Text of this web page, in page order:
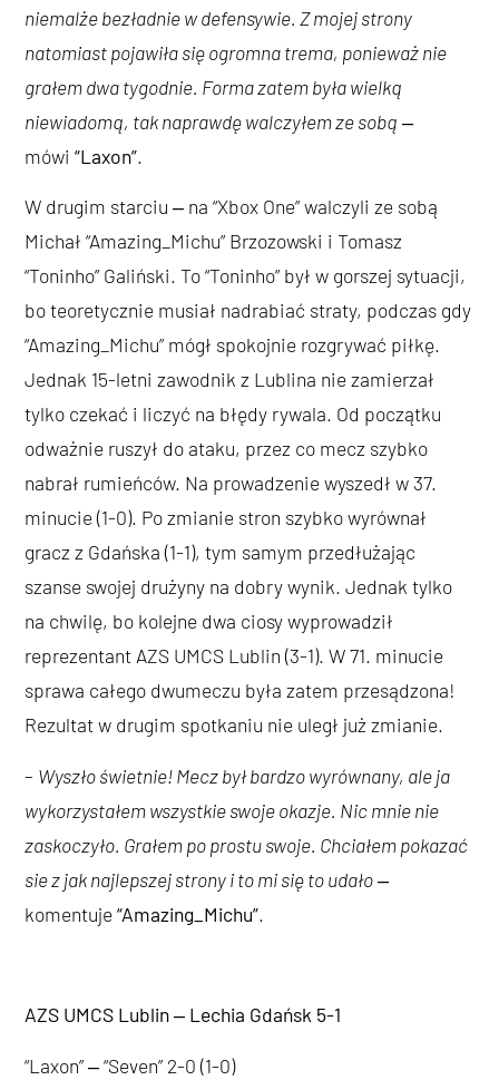
niemalże bezładnie w defensywie. Z mojej strony
natomiast pojawiła się ogromna trema, ponieważ nie
grałem dwa tygodnie. Forma zatem była wielką
niewiadomą, tak naprawdę walczyłem ze sobą ‒
mówi“Laxon”.
W drugim starciu ‒ na “Xbox One” walczyli ze sobą
Michał “Amazing_Michu” Brzozowski i Tomasz
“Toninho” Galiński. To “Toninho” był w gorszej sytuacji,
bo teoretycznie musiał nadrabiać straty, podczas gdy
“Amazing_Michu” mógł spokojnie rozgrywać piłkę.
Jednak 15-letni zawodnik z Lublina nie zamierzał
tylko czekać i liczyć na błędy rywala. Od początku
odważnie ruszył do ataku, przez co mecz szybko
nabrał rumieńców. Na prowadzenie wyszedł w 37.
minucie (1-0). Po zmianie stron szybko wyrównał
gracz z Gdańska (1-1), tym samym przedłużając
szanse swojej drużyny na dobry wynik. Jednak tylko
na chwilę, bo kolejne dwa ciosy wyprowadził
reprezentant AZS UMCS Lublin (3-1). W 71. minucie
sprawa całego dwumeczu była zatem przesądzona!
Rezultat w drugim spotkaniu nie uległ już zmianie.
– Wyszło świetnie! Mecz był bardzo wyrównany, ale ja
wykorzystałem wszystkie swoje okazje. Nic mnie nie
zaskoczyło. Grałem po prostu swoje. Chciałem pokazać
sie z jak najlepszej strony i to mi się to udało‒
komentuje“Amazing_Michu”.
AZS UMCS Lublin ‒ Lechia Gdańsk 5-1
“Laxon” ‒ “Seven” 2-0 (1-0)